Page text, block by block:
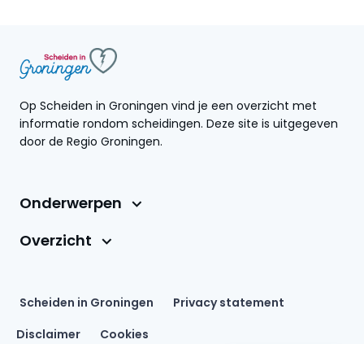
Op Scheiden in Groningen vind je een overzicht met
informatie rondom scheidingen. Deze site is uitgegeven
door de Regio Groningen.
Onderwerpen
Overzicht
Scheiden in Groningen
Privacy statement
Disclaimer
Cookies